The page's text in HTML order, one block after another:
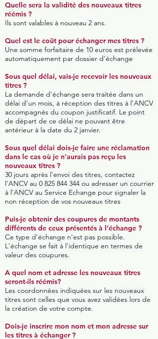
Quelle sera la validité des nouveaux titres
réémis ?
Ils sont valables à nouveau 2 ans.
Quel est le coût pour échanger mes titres ?
Une somme forfaitaire de 10 euros est prélevée
automatiquement par dossier d'échange
Sous quel délai, vais-je recevoir les nouveaux
titres ?
La demande d'échange sera traitée dans un
délai d'un mois, à réception des titres à l'ANCV
accompagnés du coupon justificatif. Le point
de départ de ce délai ne pouvant être
antérieur à la date du 2 janvier.
Sous quel délai dois-je faire une réclamation
dans le cas où je n'aurais pas reçu les
nouveaux titres ?
30 jours après l'envoi des titres, contactez
l'ANCV au 0 825 844 344 ou adresser un courrier
à l'ANCV au Service Echange pour signaler la
non réception de vos nouveaux titres
Puis-je obtenir des coupures de montants
différents de ceux présentés à l'échange ?
Ce type d'échange n'est pas possible.
L'échange se fait à l'identique en termes de
valeur des coupures.
A quel nom et adresse les nouveaux titres
seront-ils réémis?
Les coordonnées indiquées sur les nouveaux
titres sont celles que vous avez validées lors de
la création de votre compte.
Dois-je inscrire mon nom et mon adresse sur
les titres à échanger ?